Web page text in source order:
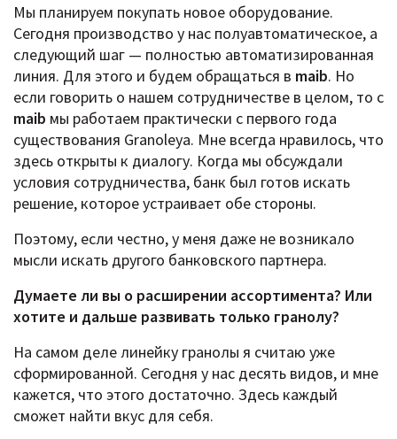
Мы планируем покупать новое оборудование.
Сегодня производство у нас полуавтоматическое, а
следующий шаг — полностью автоматизированная
линия. Для этого и будем обращаться в maib. Но
если говорить о нашем сотрудничестве в целом, то с
maib мы работаем практически с первого года
существования Granoleya. Мне всегда нравилось, что
здесь открыты к диалогу. Когда мы обсуждали
условия сотрудничества, банк был готов искать
решение, которое устраивает обе стороны.
Поэтому, если честно, у меня даже не возникало
мысли искать другого банковского партнера.
Думаете ли вы о расширении ассортимента? Или
хотите и дальше развивать только гранолу?
На самом деле линейку гранолы я считаю уже
сформированной. Сегодня у нас десять видов, и мне
кажется, что этого достаточно. Здесь каждый
сможет найти вкус для себя.